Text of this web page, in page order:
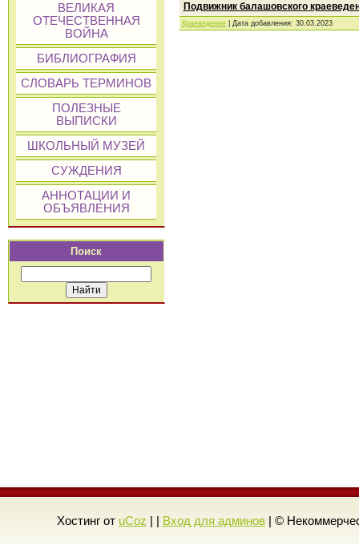
ВЕЛИКАЯ
ОТЕЧЕСТВЕННАЯ
ВОЙНА
БИБЛИОГРАФИЯ
СЛОВАРЬ ТЕРМИНОВ
ПОЛЕЗНЫЕ
ВЫПИСКИ
ШКОЛЬНЫЙ МУЗЕЙ
СУЖДЕНИЯ
АННОТАЦИИ И
ОБЪЯВЛЕНИЯ
Поиск
Подвижник балашовского
Краеведение| Дата добавления: 30.03.2023
Хостинг от uCoz Вход для админов| ©